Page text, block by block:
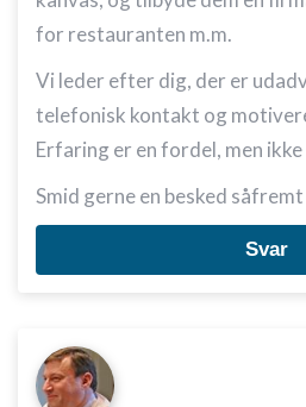
for restauranten m.m.
Vi leder efter dig, der er
telefonisk kontakt og
Erfaring er en fordel, men
Smid gerne en besked
Svar